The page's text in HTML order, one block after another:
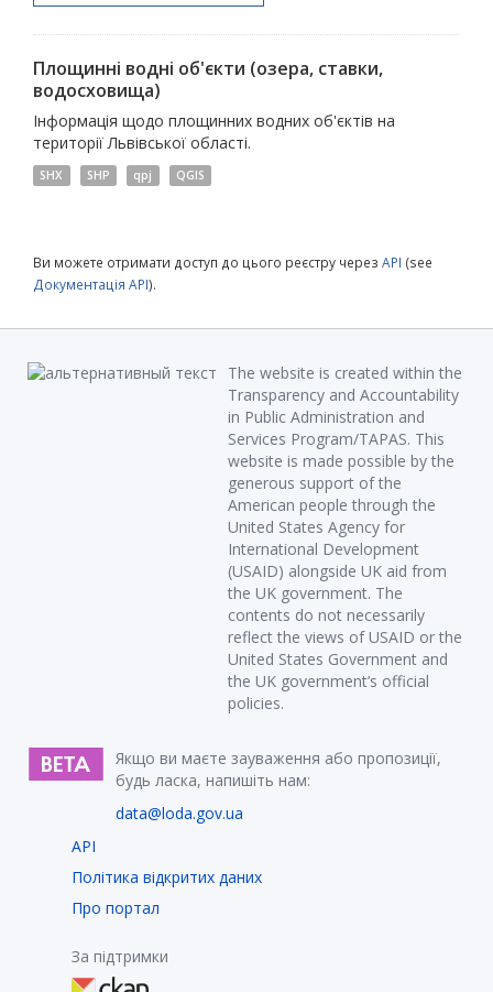
Площинні водні об'єкти (озера, ставки,
водосховища)
Інформація щодо площинних водних об'єктів на
території Львівської області.
SHX SHP qpj QGIS
Ви можете отримати доступ до цього реєстру через API (see
Документація API).
The website is created within the
Transparency and Accountability
in Public Administration and
Services Program/TAPAS. This
website is made possible by the
generous support of the
American people through the
United States Agency for
International Development
(USAID) alongside UK aid from
the UK government. The
contents do not necessarily
reflect the views of USAID or the
United States Government and
the UK government’s official
policies.
Якщо ви маєте зауваження або пропозиції,
будь ласка, напишіть нам:
data@loda.gov.ua
API
Політика відкритих даних
Про портал
За підтримки